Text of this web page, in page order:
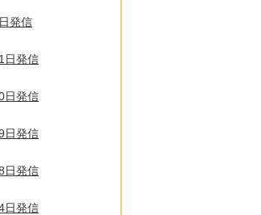
発信
日発信
日発信
日発信
日発信
日発信